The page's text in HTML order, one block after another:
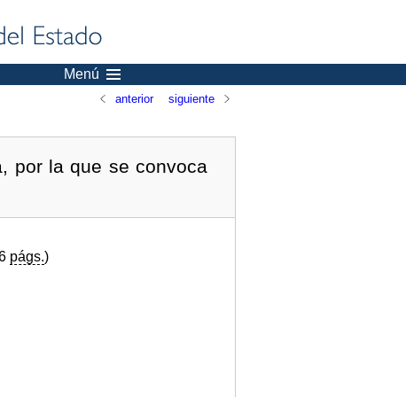
Menú
anterior siguiente
por la que se convoca
págs.)